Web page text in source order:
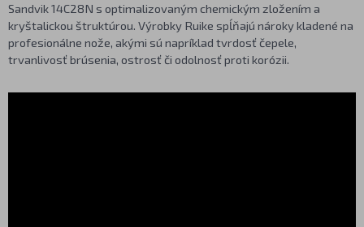
Sandvik 14C28N s optimalizovaným chemickým zložením a
kryštalickou štruktúrou. Výrobky Ruike spĺňajú nároky kladené na
profesionálne nože, akými sú napríklad tvrdosť čepele,
trvanlivosť brúsenia, ostrosť či odolnosť proti korózii.